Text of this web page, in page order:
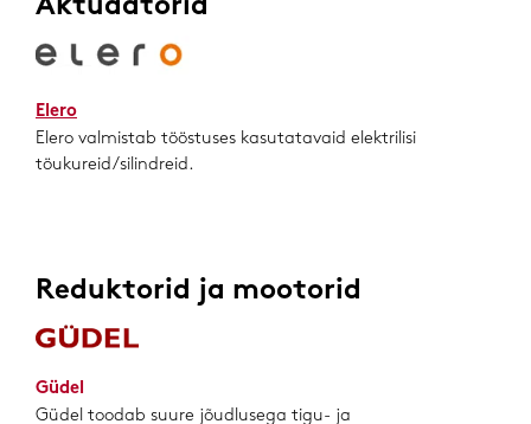
Aktuaatorid
Elero
Elero valmistab tööstuses kasutatavaid elektrilisi
töukureid/silindreid.
Reduktorid ja mootorid
Güdel
Güdel toodab suure jõudlusega tigu- ja